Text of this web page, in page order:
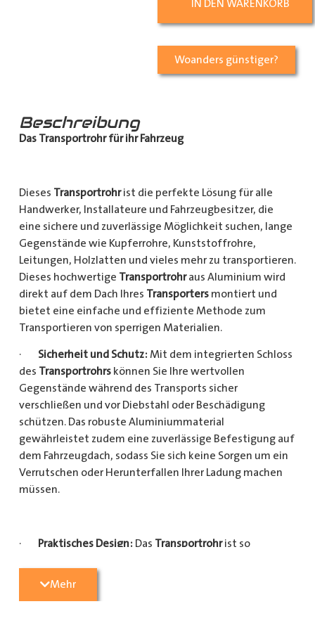
IN DEN WARENKORB
Woanders günstiger?
Beschreibung
Das Transportrohr für ihr Fahrzeug
Dieses Transportrohrist die perfekte Lösung für alle
Handwerker, Installateure und Fahrzeugbesitzer, die
eine sichere und zuverlässige Möglichkeit suchen, lange
Gegenstände wie Kupferrohre, Kunststoffrohre,
Leitungen, Holzlatten und vieles mehr zu transportieren.
Dieses hochwertige Transportrohraus Aluminium wird
direkt auf dem Dach Ihres Transportersmontiert und
bietet eine einfache und effiziente Methode zum
Transportieren von sperrigen Materialien.
· Sicherheit und Schutz: Mit dem integrierten Schloss
des Transportrohrskönnen Sie Ihre wertvollen
Gegenstände während des Transports sicher
verschließen und vor Diebstahl oder Beschädigung
schützen. Das robuste Aluminiummaterial
gewährleistet zudem eine zuverlässige Befestigung auf
dem Fahrzeugdach, sodass Sie sich keine Sorgen um ein
Verrutschen oder Herunterfallen Ihrer Ladung machen
müssen.
· Praktisches Design: Das Transportrohrist so
Gegenständen sicher und einfach transportieren kann
Mehr